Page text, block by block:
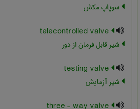
سوپاپ مکش
شیر قابل فرمان از دور
شیر آزمایش